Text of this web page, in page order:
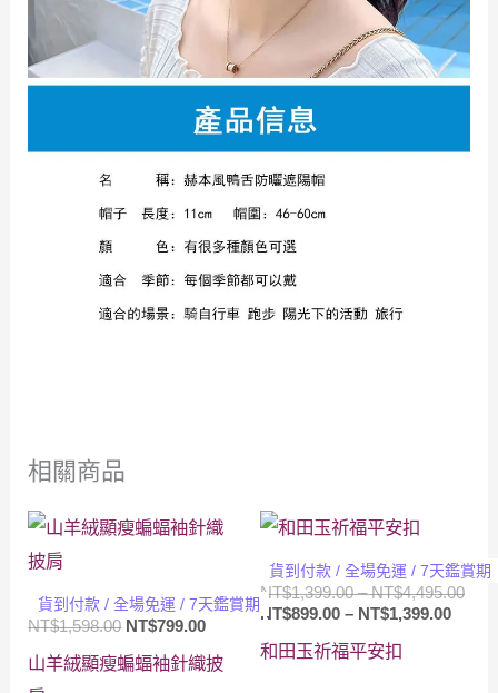
相關商品
貨到付款 / 全場免運 / 7天鑑賞期
NT$1,598.00 NT$799.00
山羊絨顯瘦蝙蝠袖針織披
貨到付款 / 全場免運 / 7天鑑賞期
NT$1,399.00 – NT$4,495.00價
NT$899.00 – NT$1,399.00價
和田玉祈福平安扣